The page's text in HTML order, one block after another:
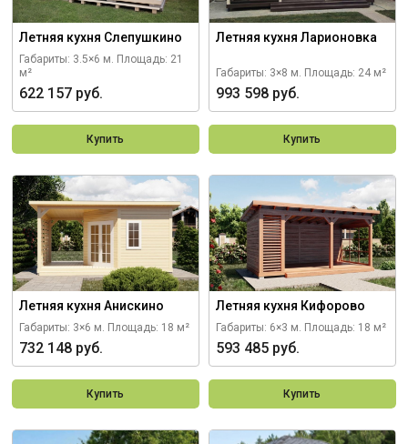
Летняя кухня Слепушкино
Габариты: 3.5×6 м. Площадь: 21
м²
622 157 руб.
Купить
Летняя кухня Ларионовка
Габариты: 3×8 м. Площадь: 24 м²
993 598 руб.
Купить
Летняя кухня Анискино
Габариты: 3×6 м. Площадь: 18 м²
732 148 руб.
Купить
Летняя кухня Кифорово
Габариты: 6×3 м. Площадь: 18 м²
593 485 руб.
Купить